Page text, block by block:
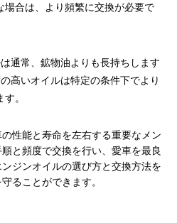
場合は、より頻繁に交換が必要で
通常、鉱物油よりも長持ちします
高いオイルは特定の条件下でより
。
性能と寿命を左右する重要なメン
と頻度で交換を行い、愛車を最良
ジンオイルの選び方と交換方法を
ることができます。